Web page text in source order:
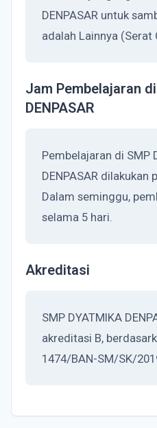
DENPASAR untuk
adalah Lainnya (Serat
Jam Pembelajaran
DENPASAR
Pembelajaran di SMP
DENPASAR dilakukan
Dalam seminggu,
selama 5 hari.
Akreditasi
SMP DYATMIKA
akreditasi B,
1474/BAN-SM/SK/